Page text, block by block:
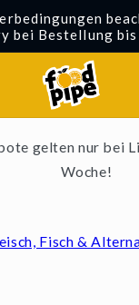
bei Bestellung
gelten nur bei
Woche!
Fisch &